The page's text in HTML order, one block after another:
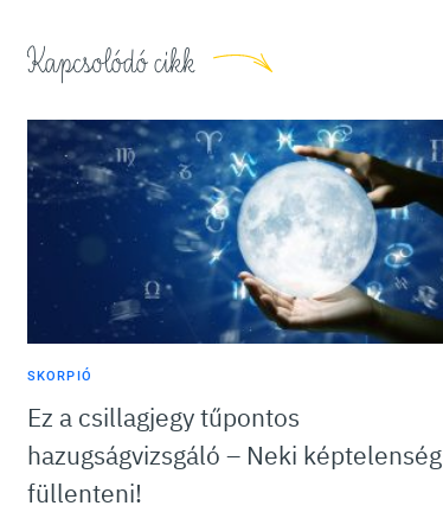
Kapcsolódó cikk
SKORPIÓ
Ez a csillagjegy tűpontos
hazugságvizsgáló – Neki képtelenség
füllenteni!